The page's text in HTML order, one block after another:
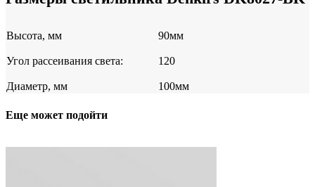
Высота, мм 90мм
Угол рассеивания света: 120
Диаметр, мм 100мм
Еще может подойти